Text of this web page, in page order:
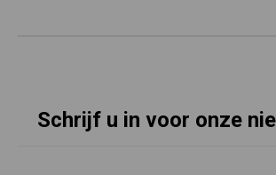
Schrijf u in voor onze